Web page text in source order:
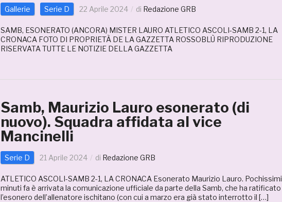
Gallerie Serie D 22 Aprile 2024 di Redazione GRB
SAMB, ESONERATO (ANCORA) MISTER LAURO ATLETICO ASCOLI-SAMB 2-1, LA
CRONACA FOTO DI PROPRIETÀ DE LA GAZZETTA ROSSOBLÙ RIPRODUZIONE
RISERVATA TUTTE LE NOTIZIE DELLA GAZZETTA
Samb, Maurizio Lauro esonerato (di
nuovo). Squadra affidata al vice
Mancinelli
Serie D 21 Aprile 2024 di Redazione GRB
ATLETICO ASCOLI-SAMB 2-1, LA CRONACA Esonerato Maurizio Lauro. Pochissimi
minuti fa è arrivata la comunicazione ufficiale da parte della Samb, che ha ratificato
l’esonero dell’allenatore ischitano (con cui a marzo era già stato interrotto il […]